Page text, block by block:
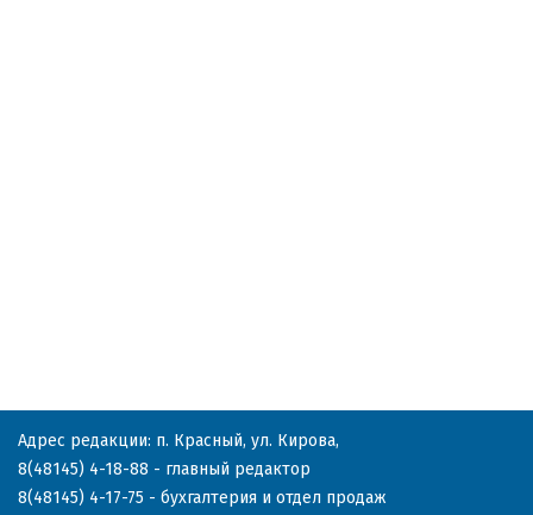
Адрес редакции: п. Красный, ул. Кирова,
8(48145) 4-18-88 - главный редактор
8(48145) 4-17-75 - бухгалтерия и отдел продаж